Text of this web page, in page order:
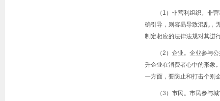
（ 1 ）非营利组织。非
确引导，则容易导致混乱，
制定相应的法律法规对其进
（2 ）企业。企业参与
升企业在消费者心中的形象
一方面，要防止和打击个别
（3 ）市民。市民参与